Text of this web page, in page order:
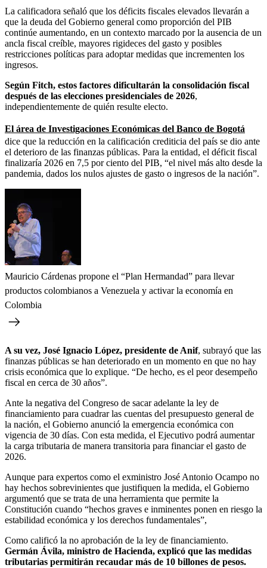
La calificadora señaló que los déficits fiscales elevados llevarán a
que la deuda del Gobierno general como proporción del PIB
continúe aumentando, en un contexto marcado por la ausencia de un
ancla fiscal creíble, mayores rigideces del gasto y posibles
restricciones políticas para adoptar medidas que incrementen los
ingresos.
Según Fitch, estos factores dificultarán la consolidación fiscal
después de las elecciones presidenciales de 2026,
independientemente de quién resulte electo.
El área de Investigaciones Económicas del Banco de Bogotá
dice que la reducción en la calificación crediticia del país se dio ante
el deterioro de las finanzas públicas. Para la entidad, el déficit fiscal
finalizaría 2026 en 7,5 por ciento del PIB, “el nivel más alto desde la
pandemia, dados los nulos ajustes de gasto o ingresos de la nación”.
Mauricio Cárdenas propone el “Plan Hermandad” para llevar
productos colombianos a Venezuela y activar la economía en
Colombia
A su vez, José Ignacio López, presidente de Anif, subrayó que las
finanzas públicas se han deteriorado en un momento en que no hay
crisis económica que lo explique. “De hecho, es el peor desempeño
fiscal en cerca de 30 años”.
Ante la negativa del Congreso de sacar adelante la ley de
financiamiento para cuadrar las cuentas del presupuesto general de
la nación, el Gobierno anunció la emergencia económica con
vigencia de 30 días. Con esta medida, el Ejecutivo podrá aumentar
la carga tributaria de manera transitoria para financiar el gasto de
2026.
Aunque para expertos como el exministro José Antonio Ocampo no
hay hechos sobrevinientes que justifiquen la medida, el Gobierno
argumentó que se trata de una herramienta que permite la
Constitución cuando “hechos graves e inminentes ponen en riesgo la
estabilidad económica y los derechos fundamentales”,
Como calificó la no aprobación de la ley de financiamiento.
Germán Ávila, ministro de Hacienda, explicó que las medidas
tributarias permitirán recaudar más de 10 billones de pesos.